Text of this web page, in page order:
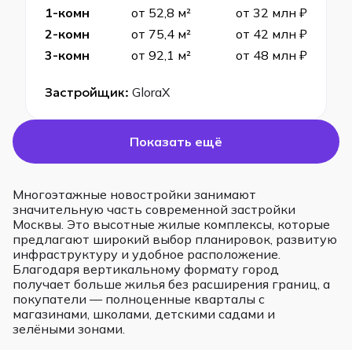
1-комн
от 52,8 м²
от 32 млн ₽
2-комн
от 75,4 м²
от 42 млн ₽
3-комн
от 92,1 м² от 48 млн ₽
Застройщик: GloraX
Показать ещё
Многоэтажные новостройки занимают
значительную часть современной застройки
Москвы. Это высотные жилые комплексы, которые
предлагают широкий выбор планировок, развитую
инфраструктуру и удобное расположение.
Благодаря вертикальному формату город
получает больше жилья без расширения границ, а
покупатели — полноценные кварталы с
магазинами, школами, детскими садами и
зелёными зонами.